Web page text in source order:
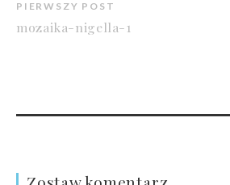
PIERWSZY POST
mozaika-nigella-1